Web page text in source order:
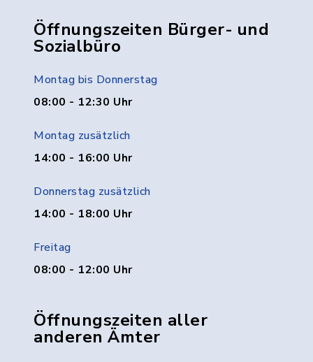
Öffnungszeiten Bürger- und
Sozialbüro
Montag bis Donnerstag
08:00 - 12:30 Uhr
Montag zusätzlich
14:00 - 16:00 Uhr
Donnerstag zusätzlich
14:00 - 18:00 Uhr
Freitag
08:00 - 12:00 Uhr
Öffnungszeiten aller
anderen Ämter